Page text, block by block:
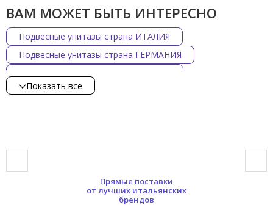
ВАМ МОЖЕТ БЫТЬ ИНТЕРЕСНО
Подвесные унитазы страна ИТАЛИЯ
Подвесные унитазы страна ГЕРМАНИЯ
Подвесные унитазы стиль Ретро
Подвесные унитазы форма Прямоугольная
Подвесные унитазы форма Полукруглая
Показать все
Прямые поставки
от лучших итальянских
брендов